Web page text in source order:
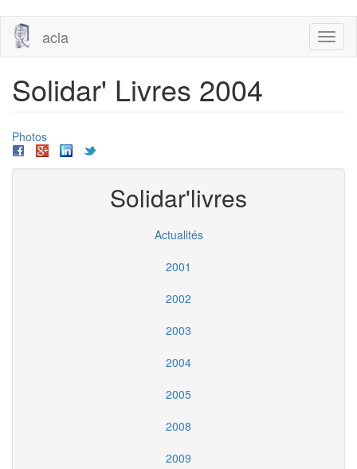
Aller
contenu
acla
Solidar' Livres 2004
Photos
Solidar'livres
Actualités
2001
2002
2003
2004
2005
2008
2009